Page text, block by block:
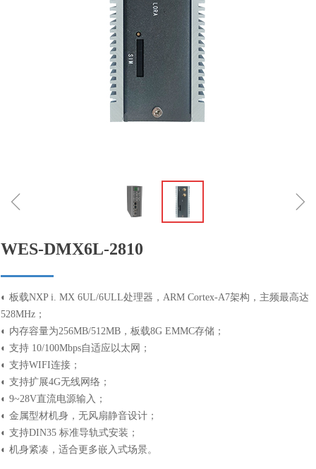
ꁆ ꁇ
WES-DMX6L-2810
◐ 板载NXP i. MX 6UL/6ULL处理器，ARM Cortex-A7架构，主频最高达
528MHz；
◐ 内存容量为256MB/512MB，板载8G EMMC存储；
◐ 支持 10/100Mbps自适应以太网；
◐ 支持WIFI连接；
◐ 支持扩展4G无线网络；
◐ 9~28V直流电源输入；
◐ 金属型材机身，无风扇静音设计；
◐ 支持DIN35 标准导轨式安装；
◐ 机身紧凑，适合更多嵌入式场景。